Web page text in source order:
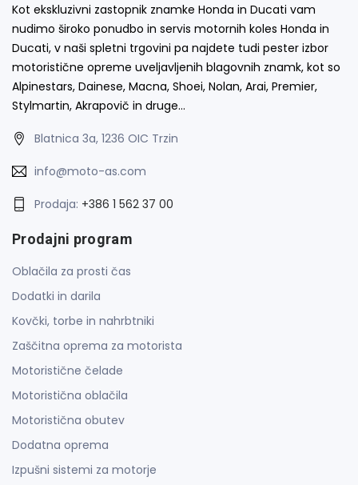
Kot ekskluzivni zastopnik znamke Honda in Ducati vam
nudimo široko ponudbo in servis motornih koles Honda in
Ducati, v naši spletni trgovini pa najdete tudi pester izbor
motoristične opreme uveljavljenih blagovnih znamk, kot so
Alpinestars, Dainese, Macna, Shoei, Nolan, Arai, Premier,
Stylmartin, Akrapovič in druge…
Blatnica 3a, 1236 OIC Trzin
info@moto-as.com
Prodaja: +386 1 562 37 00
Prodajni program
Oblačila za prosti čas
Dodatki in darila
Kovčki, torbe in nahrbtniki
Zaščitna oprema za motorista
Motoristične čelade
Motoristična oblačila
Motoristična obutev
Dodatna oprema
Izpušni sistemi za motorje